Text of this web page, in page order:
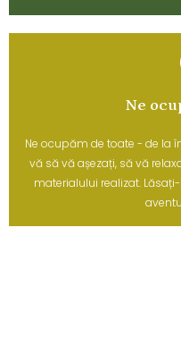
Ne
Ne ocupăm de toate - de la
vă să vă așezați, să vă
materialului realizat.